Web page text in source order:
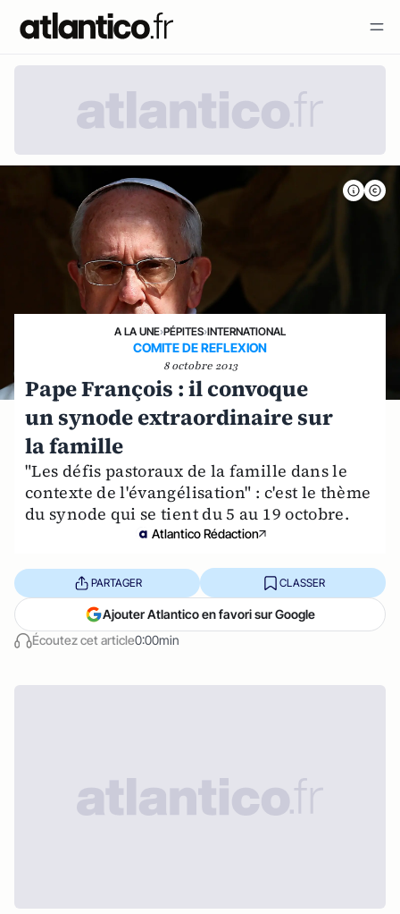
A LA UNE›PÉPITES›INTERNATIONAL
COMITE DE REFLEXION
8 octobre 2013
Pape François : il convoque
un synode extraordinaire sur
la famille
"Les défis pastoraux de la famille dans le
contexte de l'évangélisation" : c'est le thème
du synode qui se tient du 5 au 19 octobre.
Atlantico Rédaction
Écoutez cet article0:00min
PARTAGER CLASSER
Ajouter Atlantico en favori sur Google